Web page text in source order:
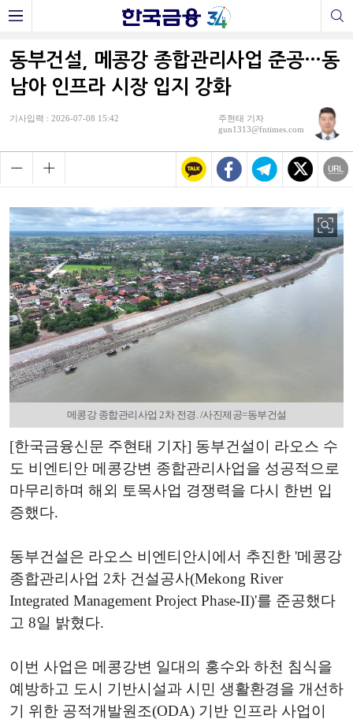
동부건설, 메콩강 종합관리사업 준공…동
남아 인프라 시장 입지 강화
기사입력 : 2026-07-08 15:42
주현태 기자
gun1313@fntimes.com
메콩강 종합관리사업 2차 전경. /사진제공=동부건설
[한국금융신문 주현태 기자] 동부건설이 라오스 수
도 비엔티안 메콩강변 종합관리사업을 성공적으로
마무리하며 해외 토목사업 경쟁력을 다시 한번 입
증했다.
동부건설은 라오스 비엔티안시에서 추진한 '메콩강
종합관리사업 2차 건설공사(Mekong River
Integrated Management Project Phase-II)'를 준공했다
고 8일 밝혔다.
이번 사업은 메콩강변 일대의 홍수와 하천 침식을
예방하고 도시 기반시설과 시민 생활환경을 개선하
기 위한 공적개발원조(ODA) 기반 인프라 사업이